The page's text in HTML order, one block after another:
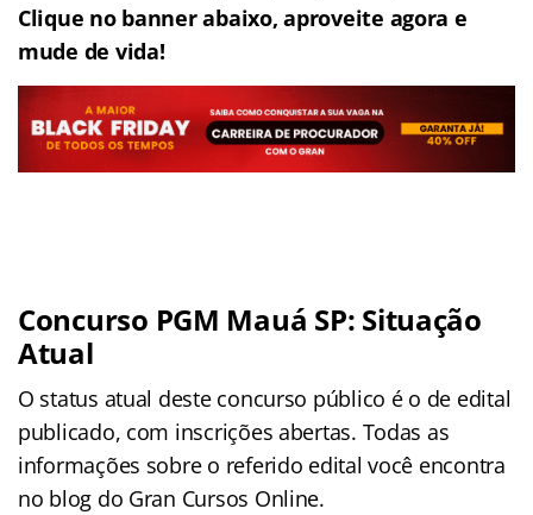
Clique no banner abaixo, aproveite agora e
mude de vida!
Concurso PGM Mauá SP: Situação
Atual
O status atual deste concurso público é o de edital
publicado, com inscrições abertas. Todas as
informações sobre o referido edital você encontra
no blog do Gran Cursos Online.